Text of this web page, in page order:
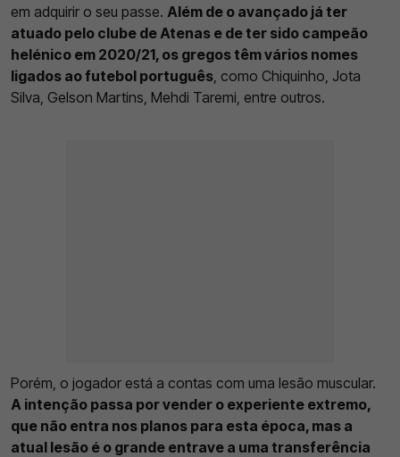
em adquirir o seu passe. Além de o avançado já ter
atuado pelo clube de Atenas e de ter sido campeão
helénico em 2020/21, os gregos têm vários nomes
ligados ao futebol português , como Chiquinho, Jota
Silva, Gelson Martins, Mehdi Taremi, entre outros.
Porém, o jogador está a contas com uma lesão muscular.
A intenção passa por vender o experiente extremo,
que não entra nos planos para esta época, mas a
atual lesão é o grande entrave a uma transferência